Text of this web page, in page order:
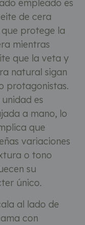
empleado es
de cera
protege la
mientras
que la veta y
natural sigan
protagonistas.
es
a mano, lo
que
variaciones
o tono
su
único.
al lado de
con